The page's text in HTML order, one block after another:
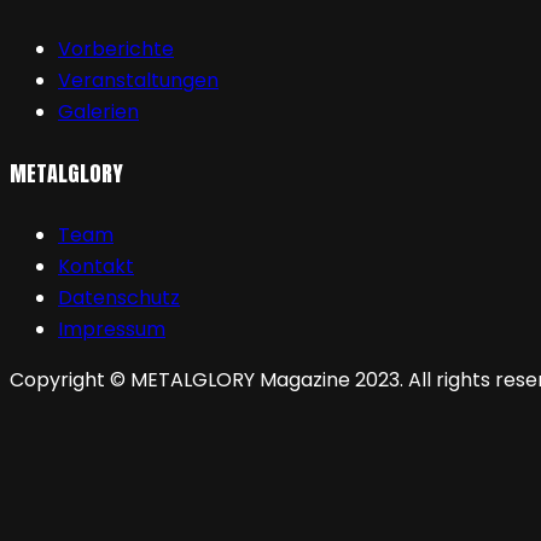
Vorberichte
Veranstaltungen
Galerien
METALGLORY
Team
Kontakt
Datenschutz
Impressum
Copyright © METALGLORY Magazine 2023. All rights